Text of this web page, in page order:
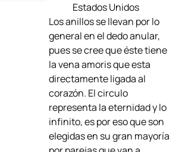
Estados Unidos
Los anillosse llevan por lo
general en el dedo anular,
pues se cree que éste tiene
la vena amoris que esta
directamente ligada al
corazón. El circulo
representa la eternidad y lo
infinito, es por eso que son
elegidas en su gran mayoría